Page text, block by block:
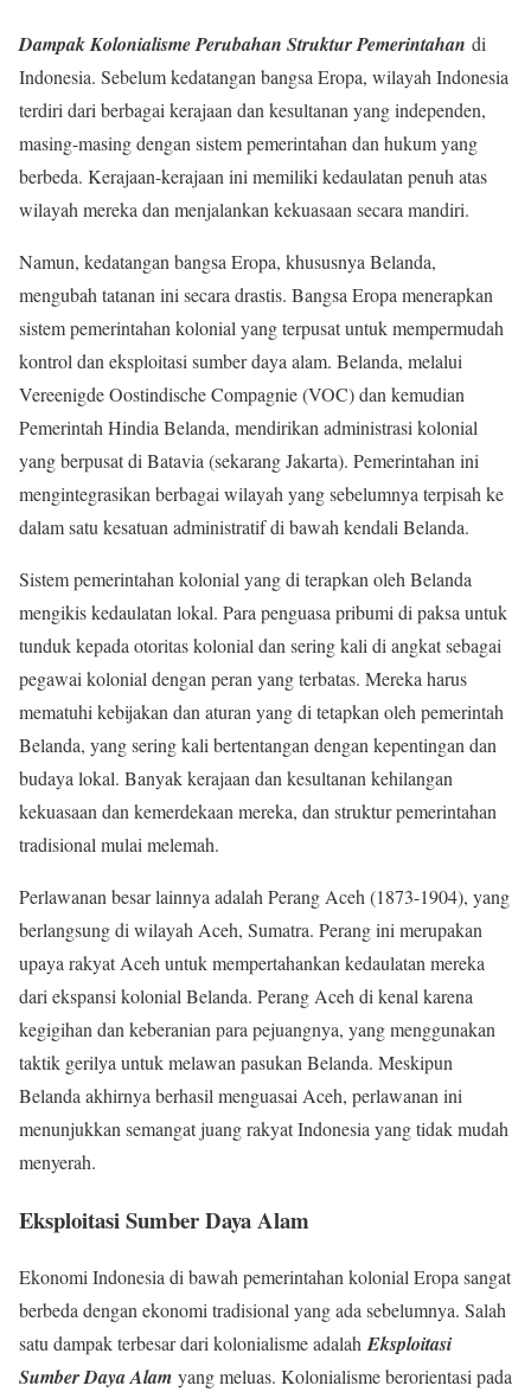
Dampak Kolonialisme Perubahan Struktur Pemerintahan di
Indonesia. Sebelum kedatangan bangsa Eropa, wilayah Indonesia
terdiri dari berbagai kerajaan dan kesultanan yang independen,
masing-masing dengan sistem pemerintahan dan hukum yang
berbeda. Kerajaan-kerajaan ini memiliki kedaulatan penuh atas
wilayah mereka dan menjalankan kekuasaan secara mandiri.
Namun, kedatangan bangsa Eropa, khususnya Belanda,
mengubah tatanan ini secara drastis. Bangsa Eropa menerapkan
sistem pemerintahan kolonial yang terpusat untuk mempermudah
kontrol dan eksploitasi sumber daya alam. Belanda, melalui
Vereenigde Oostindische Compagnie (VOC) dan kemudian
Pemerintah Hindia Belanda, mendirikan administrasi kolonial
yang berpusat di Batavia (sekarang Jakarta). Pemerintahan ini
mengintegrasikan berbagai wilayah yang sebelumnya terpisah ke
dalam satu kesatuan administratif di bawah kendali Belanda.
Sistem pemerintahan kolonial yang di terapkan oleh Belanda
mengikis kedaulatan lokal. Para penguasa pribumi di paksa untuk
tunduk kepada otoritas kolonial dan sering kali di angkat sebagai
pegawai kolonial dengan peran yang terbatas. Mereka harus
mematuhi kebijakan dan aturan yang di tetapkan oleh pemerintah
Belanda, yang sering kali bertentangan dengan kepentingan dan
budaya lokal. Banyak kerajaan dan kesultanan kehilangan
kekuasaan dan kemerdekaan mereka, dan struktur pemerintahan
tradisional mulai melemah.
Perlawanan besar lainnya adalah Perang Aceh (1873-1904), yang
berlangsung di wilayah Aceh, Sumatra. Perang ini merupakan
upaya rakyat Aceh untuk mempertahankan kedaulatan mereka
dari ekspansi kolonial Belanda. Perang Aceh di kenal karena
kegigihan dan keberanian para pejuangnya, yang menggunakan
taktik gerilya untuk melawan pasukan Belanda. Meskipun
Belanda akhirnya berhasil menguasai Aceh, perlawanan ini
menunjukkan semangat juang rakyat Indonesia yang tidak mudah
menyerah.
Eksploitasi Sumber Daya Alam
Ekonomi Indonesia di bawah pemerintahan kolonial Eropa sangat
berbeda dengan ekonomi tradisional yang ada sebelumnya. Salah
satu dampak terbesar dari kolonialisme adalahEksploitasi
Sumber Daya Alam yang meluas. Kolonialisme berorientasi pada